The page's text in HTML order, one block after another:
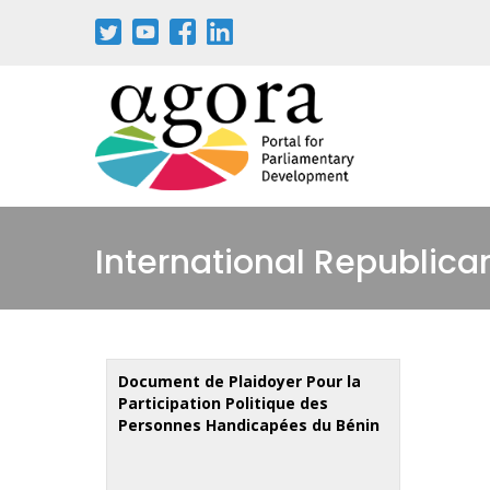
International
Document de Plaidoyer Pour la
Participation Politique des
Personnes Handicapées du Bénin